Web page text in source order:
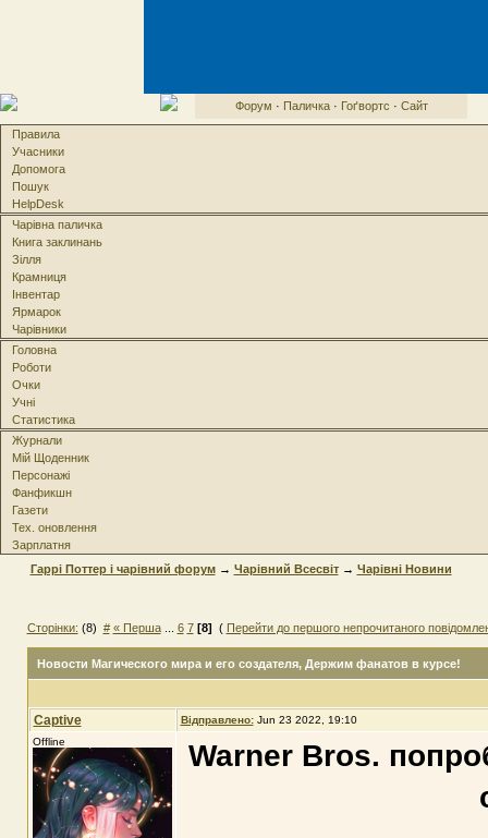
Форум · Паличка· Гоґвортс · Сайт
Правила
Учасники
Допомога
Пошук
HelpDesk
Чарівна паличка
Книга заклинань
Зілля
Крамниця
Інвентар
Ярмарок
Чарівники
Головна
Роботи
Очки
Учні
Статистика
Журнали
Мій Щоденник
Персонажі
Фанфикшн
Газети
Тех. оновлення
Зарплатня
Гаррі Поттер і чарівний форум→ Чарівний Всесвіт→ Чарівні Новини
Сторінки: (8) # « Перша... 6 7 [8] ( Перейти до першого непрочитаного
Новости Магического мира и его создателя, Держим фанатов в курсе!
Captive Відправлено: Jun 23 2022, 19:10
Offline
Warner Bros.